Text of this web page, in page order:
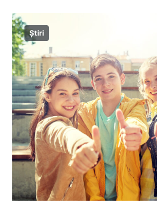
Știri